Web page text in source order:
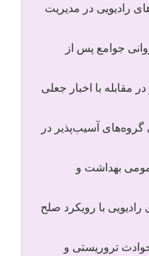
رادیویی در مدیریت
جوامع پس از
مقابله با اخبار جعلی
آسیب‌پذیر در
بهداشت و
رادیویی با رویکرد صلح
تروریستی و